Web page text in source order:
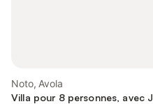
Noto, Avola
Villa pour 8 personnes, avec